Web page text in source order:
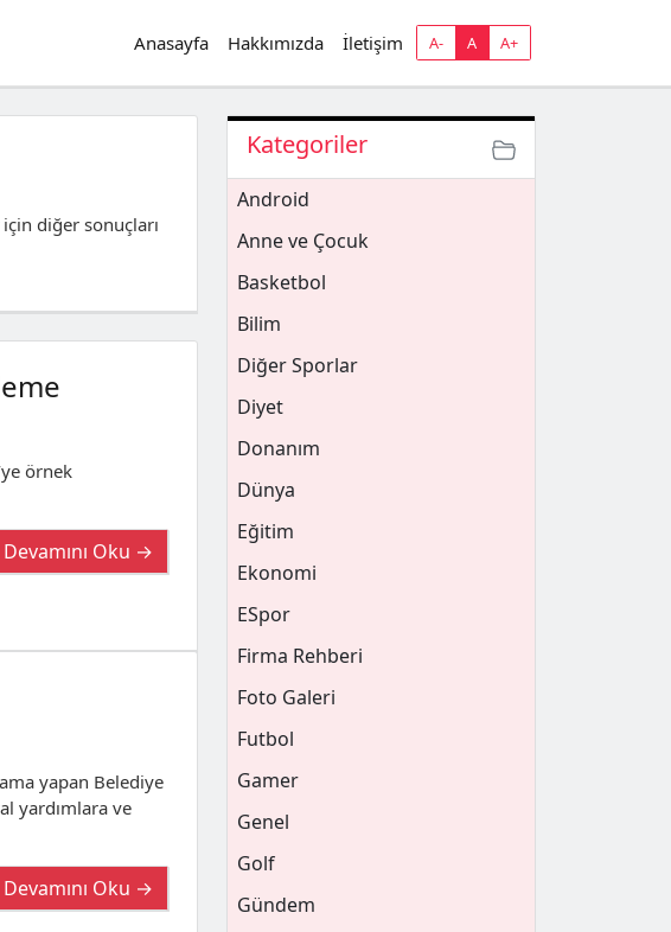
Anasayfa Hakkımızda İletişim A- A A+
için diğer sonuçları
örnek
Devamını Oku →
yapan Belediye
yardımlara ve
Devamını Oku →
Kategoriler
Android
Anne ve Çocuk
Basketbol
Bilim
Diğer Sporlar
Diyet
Donanım
Dünya
Eğitim
Ekonomi
ESpor
Firma Rehberi
Foto Galeri
Futbol
Gamer
Genel
Golf
Gündem